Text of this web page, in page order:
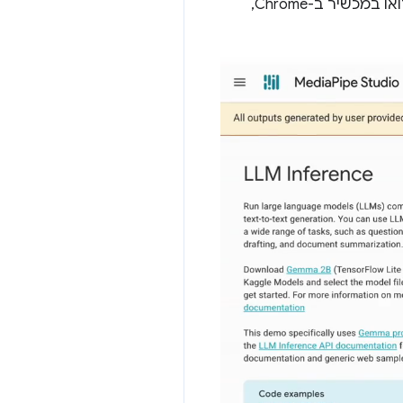
, מודל שפה גדול (LLM) של Google בקוד פתוח, שפועל במלואו במכשיר ב-Chrome,